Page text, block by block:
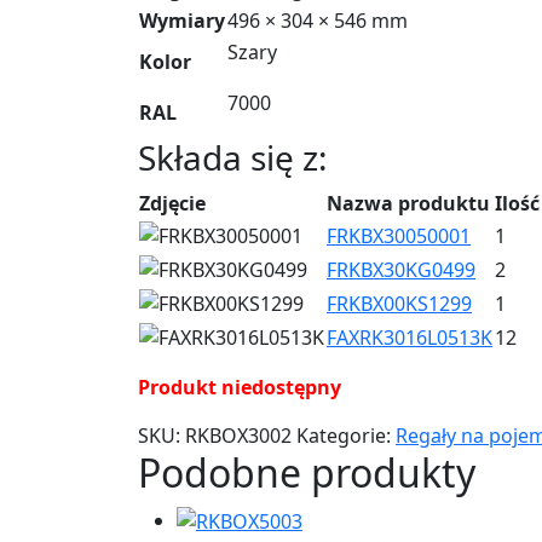
Wymiary496 × 304 × 546 mm
Kolor
Szary
RAL 7000
Składa się z:
Zdjęcie Nazwa produktu Ilość
FRKBX30050001
1
FRKBX30KG0499
2
FRKBX00KS1299
1
FAXRK3016L0513K12
Produkt niedostępny
SKU: RKBOX3002 Kategorie: Regały na
Podobne produkty